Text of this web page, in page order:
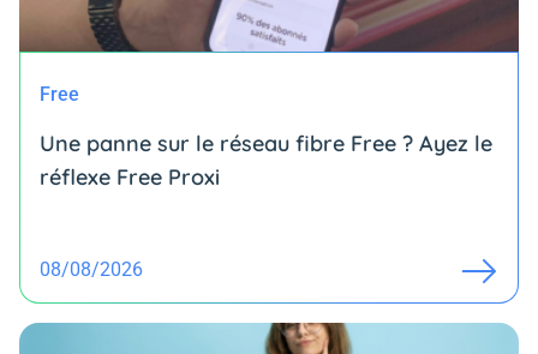
Free
Une panne sur le réseau fibre Free ? Ayez le
réflexe Free Proxi
08/08/2026